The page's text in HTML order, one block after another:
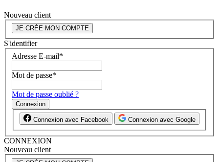
Nouveau client
JE CRÉE MON COMPTE
S'identifier
Adresse E-mail*
Mot de passe*
Mot de passe oublié ?
Connexion
Connexion avec Facebook Connexion avec Google
CONNEXION
Nouveau client